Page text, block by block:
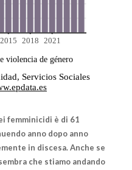
femminicidi è di 61
anno dopo anno
in discesa. Anche se
che stiamo andando